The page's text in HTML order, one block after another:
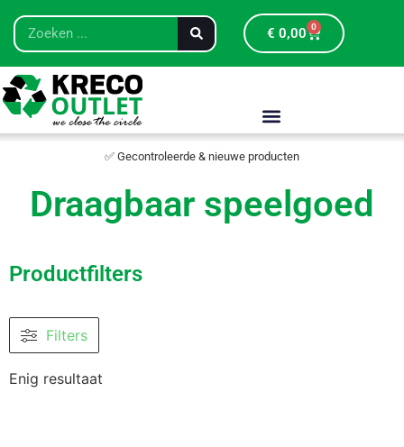
€ 0,00 0
✅ Gecontroleerde & nieuwe producten
Draagbaar speelgoed
Productfilters
Filters
Enig resultaat